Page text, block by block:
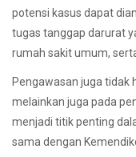
potensi kasus dapat
tugas tanggap darurat
rumah sakit umum,
Pengawasan juga tidak
melainkan juga pada
menjadi titik penting
sama dengan